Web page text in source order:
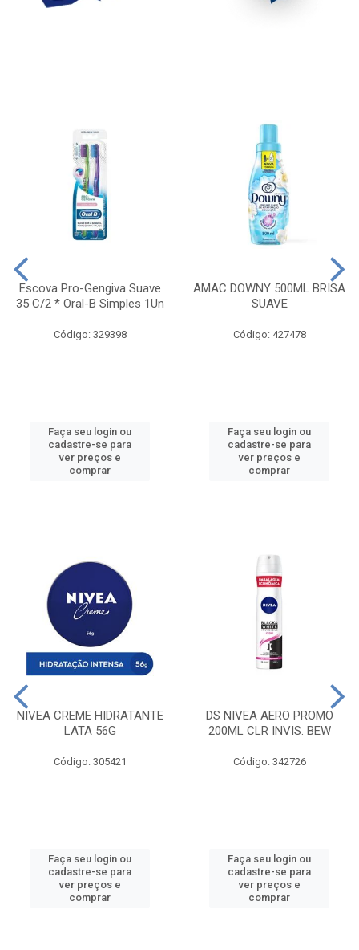
Escova Pro-Gengiva Suave
35 C/2 * Oral-B Simples 1Un
Código: 329398
Faça seu login ou
cadastre-se para
ver preços e
comprar
AMAC DOWNY 500ML BRISA
SUAVE
Código: 427478
Faça seu login ou
cadastre-se para
ver preços e
comprar
NIVEA CREME HIDRATANTE
LATA 56G
Código: 305421
Faça seu login ou
cadastre-se para
ver preços e
comprar
DS NIVEA AERO PROMO
200ML CLR INVIS. BEW
Código: 342726
Faça seu login ou
cadastre-se para
ver preços e
comprar